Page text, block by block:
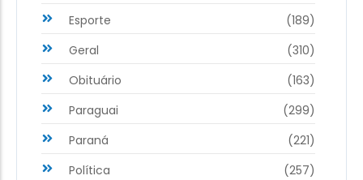
Esporte
(189)
Geral
(310)
Obituário
(163)
Paraguai
(299)
Paraná
(221)
Política
(257)